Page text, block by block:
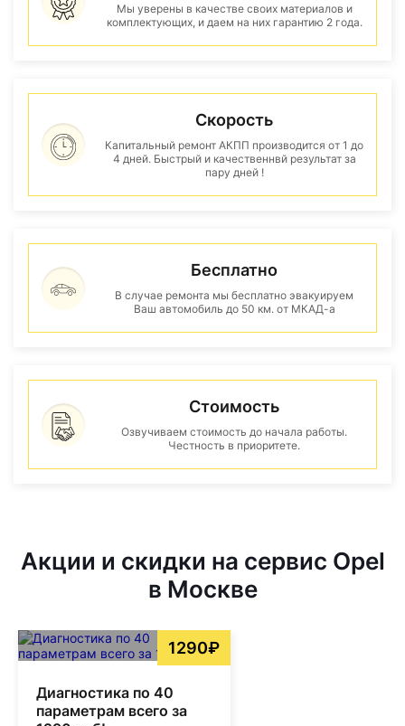
Мы уверены в качестве своих материалов и
комплектующих, и даем на них гарантию 2 года.
Скорость
Капитальный ремонт АКПП производится от 1 до
4 дней. Быстрый и качественнвй результат за
пару дней !
Бесплатно
В случае ремонта мы бесплатно эвакуируем
Ваш автомобиль до 50 км. от МКАД-а
Стоимость
Озвучиваем стоимость до начала работы.
Честность в приоритете.
Акции и скидки на сервис Opel
в Москве
1290₽
Диагностика по 40
параметрам всего за